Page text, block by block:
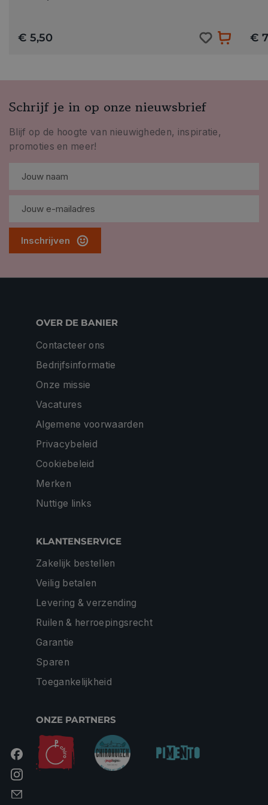
€ 5,50 €
Schrijf je in op onze nieuwsbrief
Blijf op de hoogte van nieuwigheden, inspiratie,
promoties en meer!
Inschrijven
OVER DE BANIER
Contacteer ons
Bedrijfsinformatie
Onze missie
Vacatures
Algemene voorwaarden
Privacybeleid
Cookiebeleid
Merken
Nuttige links
KLANTENSERVICE
Zakelijk bestellen
Veilig betalen
Levering & verzending
Ruilen & herroepingsrecht
Garantie
Sparen
Toegankelijkheid
ONZE PARTNERS